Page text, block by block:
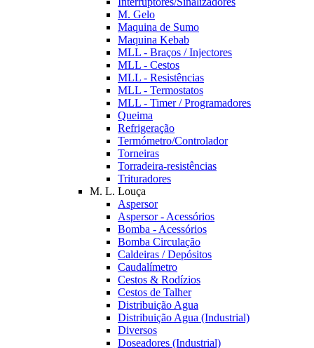
M. Gelo
Maquina de Sumo
Maquina Kebab
MLL - Braços / Injectores
MLL - Cestos
MLL - Resistências
MLL - Termostatos
MLL - Timer / Programadores
Queima
Refrigeração
Termómetro/Controlador
Torneiras
Torradeira-resistências
Trituradores
M. L. Louça
Aspersor
Aspersor - Acessórios
Bomba - Acessórios
Bomba Circulação
Caldeiras / Depósitos
Caudalímetro
Cestos & Rodízios
Cestos de Talher
Distribuição Agua
Distribuição Agua (Industrial)
Diversos
Doseadores (Industrial)